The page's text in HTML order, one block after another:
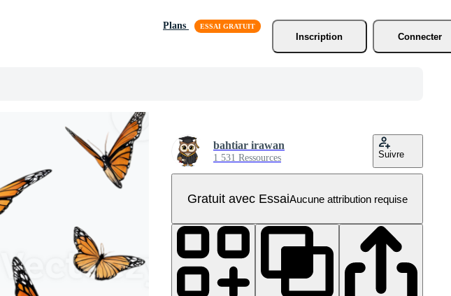
Plans
Inscription
Connecter
bahtiar irawan
1 531 Ressources Suivre
Gratuit avec EssaiAucune attribution requise